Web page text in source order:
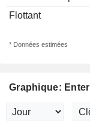
Flottant
* Données estimées
Graphique: